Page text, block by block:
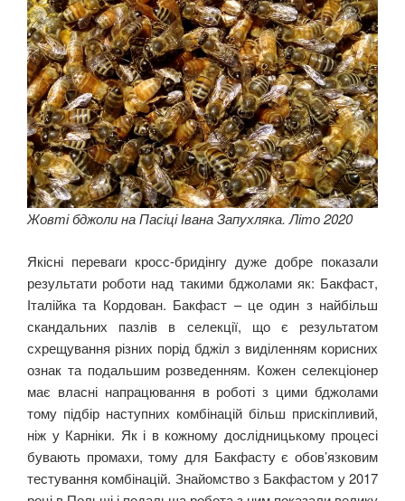
Жовті бджоли на Пасіці Івана Запухляка. Літо 2020
Якісні переваги кросс-бридінгу дуже добре показали
результати роботи над такими бджолами як: Бакфаст,
Італійка та Кордован. Бакфаст – це один з найбільш
скандальних пазлів в селекції, що є результатом
схрещування різних порід бджіл з виділенням корисних
ознак та подальшим розведенням. Кожен селекціонер
має власні напрацювання в роботі з цими бджолами
тому підбір наступних комбінацій більш прискіпливий,
ніж у Карніки. Як і в кожному дослідницькому процесі
бувають промахи, тому для Бакфасту є обов’язковим
тестування комбінацій. Знайомство з Бакфастом у 2017